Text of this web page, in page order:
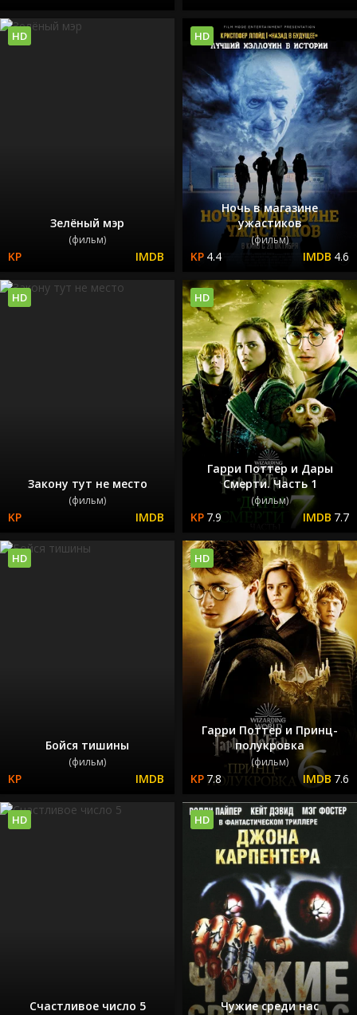
Зелёный мэр
(фильм)
HD
Ночь в магазине
ужастиков
(фильм)
4.4 4.6
HD
Закону тут не место
(фильм)
HD
Гарри Поттер и Дары
Смерти. Часть 1
(фильм)
7.9 7.7
HD
Бойся тишины
(фильм)
HD
Гарри Поттер и Принц-
полукровка
(фильм)
7.8 7.6
HD
Счастливое число 5
HD
Чужие среди нас
HD